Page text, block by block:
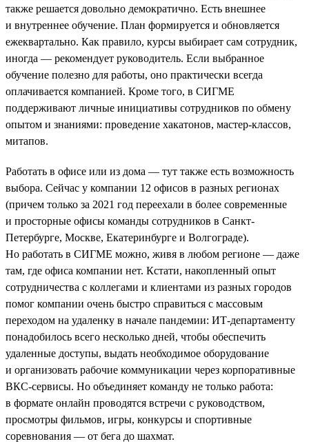
также решается довольно демократично. Есть внешнее
и внутреннее обучение. План формируется и обновляется
ежеквартально. Как правило, курсы выбирает сам сотрудник,
иногда — рекомендует руководитель. Если выбранное
обучение полезно для работы, оно практически всегда
оплачивается компанией. Кроме того, в СИГМЕ
поддерживают личные инициативы сотрудников по обмену
опытом и знаниями: проведение хакатонов, мастер-классов,
митапов.
Работать в офисе или из дома — тут также есть возможность
выбора. Сейчас у компании 12 офисов в разных регионах
(причем только за 2021 год переехали в более современные
и просторные офисы команды сотрудников в Санкт-
Петербурге, Москве, Екатеринбурге и Волгограде).
Но работать в СИГМЕ можно, живя в любом регионе — даже
там, где офиса компании нет. Кстати, накопленный опыт
сотрудничества с коллегами и клиентами из разных городов
помог компании очень быстро справиться с массовым
переходом на удаленку в начале пандемии: ИТ-департаменту
понадобилось всего несколько дней, чтобы обеспечить
удаленные доступы, выдать необходимое оборудование
и организовать рабочие коммуникации через корпоративные
ВКС-сервисы. Но объединяет команду не только работа:
в формате онлайн проводятся встречи с руководством,
просмотры фильмов, игры, конкурсы и спортивные
соревнования — от бега до шахмат.